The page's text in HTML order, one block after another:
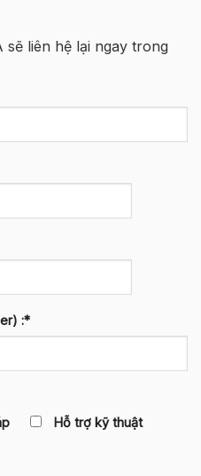
sẽ liên hệ lại ngay trong
:*
Hỗ trợ kỹ thuật